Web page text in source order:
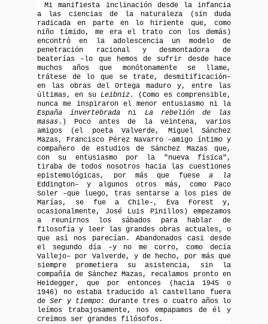
Mi manifiesta inclinación desde la infancia
a las ciencias de la naturaleza (sin duda
radicada en parte en lo hiriente que, como
niño tímido, me era el trato con los demás)
encontró en la adolescencia un modelo de
penetración racional y desmontadora de
beaterías –lo que hemos de sufrir desde hace
muchos años que monótonamente se llame,
trátese de lo que se trate, desmitificación–
en las obras del Ortega maduro y, entre las
últimas, en su Leibniz.
(Como es comprensible,
nunca me inspiraron el menor entusiasmo ni la
España invertebrada ni La rebelión de las
masas.) Poco antes de la veintena, varios
amigos (el poeta Valverde, Miguel Sánchez
Mazas, Francisco Pérez Navarro –amigo íntimo y
compañero de estudios de Sánchez Mazas que,
con su entusiasmo por la "nueva física",
tiraba de todos nosotros hacia las cuestiones
epistemológicas, por más que fuesea la
Eddington– y algunos otros más, como Paco
Soler –que luego, tras sentarse a los pies de
Marías, se fue a Chile–, Eva Forest y,
ocasionalmente, José Luis Pinillos) empezamos
a reunirnos los sábados para hablar de
filosofía y leer las grandes obras actuales, o
que así nos parecían. Abandonados casi desde
el segundo día –y no me corro, como decía
Vallejo– por Valverde, y de hecho, por más que
siempre prometiera su asistencia, sin la
compañía de Sánchez Mazas, recalamos pronto en
Heidegger, que por entonces (hacia 1945 o
1946) no estaba traducido al castellano fuera
deSer y tiempo: durante tres o cuatro años lo
leímos trabajosamente, nos empapamos de él y
creímos ser grandes filósofos.